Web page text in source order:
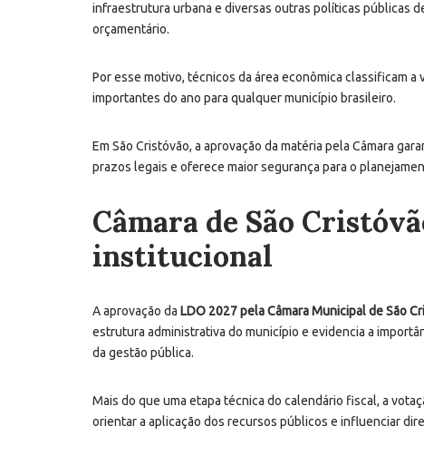
infraestrutura urbana e diversas outras políticas públicas
orçamentário.
Por esse motivo, técnicos da área econômica classificam
importantes do ano para qualquer município brasileiro.
Em São Cristóvão, a aprovação da matéria pela Câmara
prazos legais e oferece maior segurança para o
Câmara de São
institucional
A aprovação da LDO 2027 pela Câmara Municipal de São
estrutura administrativa do município e evidencia a
da gestão pública.
Mais do que uma etapa técnica do calendário fiscal, a
orientar a aplicação dos recursos públicos e influenciar